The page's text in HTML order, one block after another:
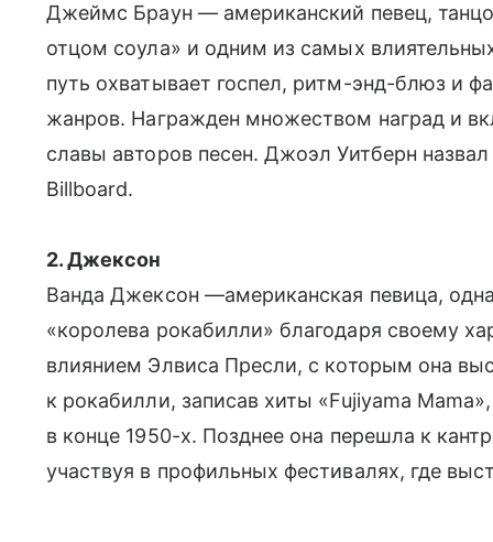
Джеймс Браун — американский певец,
отцом соула» и одним из самых
путь охватывает госпел, ритм-энд-блюз и
жанров. Награжден множеством наград и
славы авторов песен. Джоэл Уитберн
Billboard.
2. Джексон
Ванда Джексон —американская певица,
«королева рокабилли» благодаря своему
влиянием Элвиса Пресли, с которым она
к рокабилли, записав хиты «Fujiyama
в конце 1950-х. Позднее она перешла к
участвуя в профильных фестивалях, где